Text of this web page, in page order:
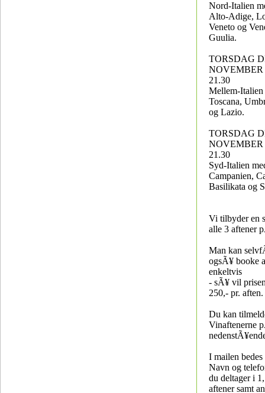
Nord-Italien
Alto-Adige,
Veneto og
Guulia.
TORSDAG
NOVEMBER
21.30
Mellem-Italien
Toscana,
og Lazio.
TORSDAG
NOVEMBER
21.30
Syd-Italien
Campanien,
Basilikata og
Vi tilbyder en
alle 3 aftener
Man kan
ogsÃ¥ booke
enkeltvis
- sÃ¥ vil
250,- pr. aften.
Du kan
Vinaftenerne
I mailen
Navn og
du deltager i
aftener samt